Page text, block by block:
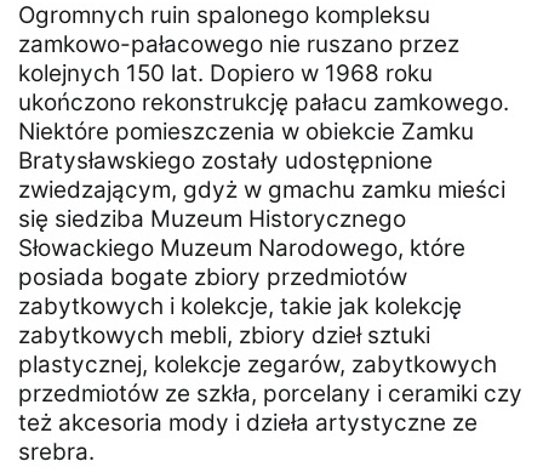
Ogromnych ruin spalonego kompleksu
zamkowo-pałacowego nie ruszano przez
kolejnych 150 lat. Dopiero w 1968 roku
ukończono rekonstrukcję pałacu zamkowego.
Niektóre pomieszczenia w obiekcie Zamku
Bratysławskiego zostały udostępnione
zwiedzającym, gdyż w gmachu zamku mieści
się siedziba Muzeum Historycznego
Słowackiego Muzeum Narodowego, które
posiada bogate zbiory przedmiotów
zabytkowych i kolekcje, takie jak kolekcję
zabytkowych mebli, zbiory dzieł sztuki
plastycznej, kolekcje zegarów, zabytkowych
przedmiotów ze szkła, porcelany i ceramiki czy
też akcesoria mody i dzieła artystyczne ze
srebra.